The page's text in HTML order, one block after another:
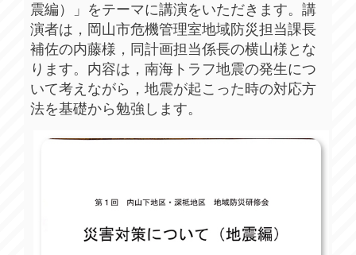
震編）」をテーマに講演をいただきます。講
演者は，岡山市危機管理室地域防災担当課長
補佐の内藤様，同計画担当係長の横山様とな
ります。内容は，南海トラフ地震の発生につ
いて考えながら，地震が起こった時の対応方
法を基礎から勉強します。